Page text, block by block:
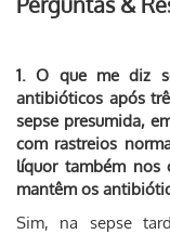
1. O que me diz
antibióticos após
sepse presumida,
com rastreios
líquor também nos
mantêm os
Sim, na sepse